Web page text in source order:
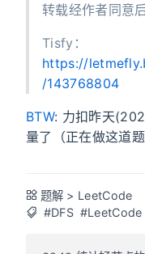
转载经作者同意
Tisfy：
https://
/143768804
BTW: 力扣昨天
量了（正在做这道题
题解 > LeetCode
#DFS #LeetCode